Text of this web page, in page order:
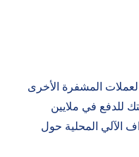
المشفرة الأخرى
للدفع في ملايين
الآلي المحلية حول